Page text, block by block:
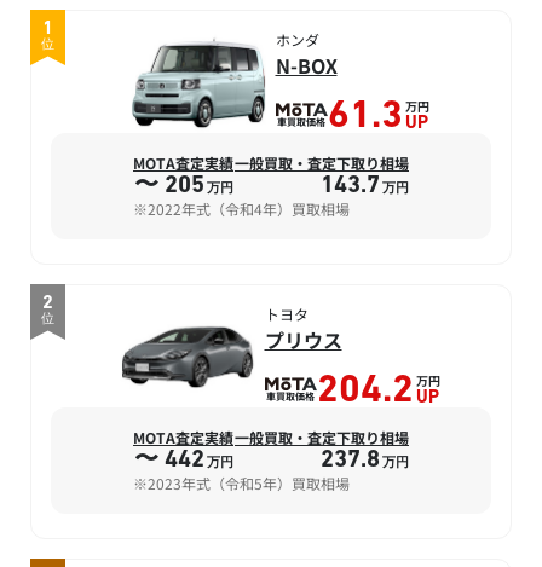
1
位 ホンダ
N-BOX
車買取価格61.3 万円
UP
MOTA査定実績
〜 205 万円
一般買取・査定下取り相場
143.7 万円
※2022年式（令和4年）買取相場
2
位 トヨタ
プリウス
車買取価格204.2 万円
UP
MOTA査定実績
〜 442 万円
一般買取・査定下取り相場
237.8 万円
※2023年式（令和5年）買取相場